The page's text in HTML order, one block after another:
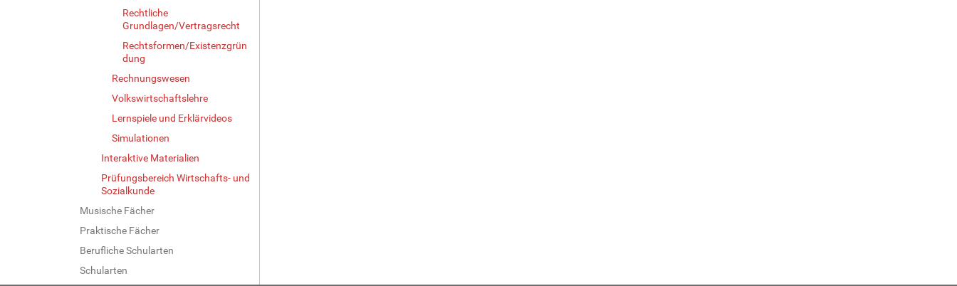
Rechtliche
Grundlagen/Vertragsrecht
Rechtsformen/Existenzgrün
dung
Rechnungswesen
Volkswirtschaftslehre
Lernspiele und Erklärvideos
Simulationen
Interaktive Materialien
Prüfungsbereich Wirtschafts- und
Sozialkunde
Musische Fächer
Praktische Fächer
Berufliche Schularten
Schularten